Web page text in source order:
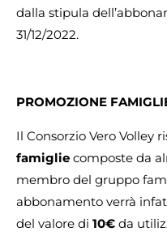
dalla stipula
31/12/2022.
PROMOZIONE
Il Consorzio Vero Volley
famiglie composte da
membro del gruppo
abbonamento verrà
del valore di 10€ da